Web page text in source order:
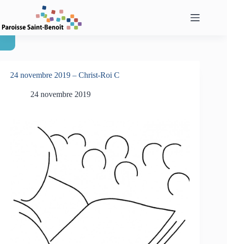
24 novembre 2019 – Christ-Roi C
24 novembre 2019